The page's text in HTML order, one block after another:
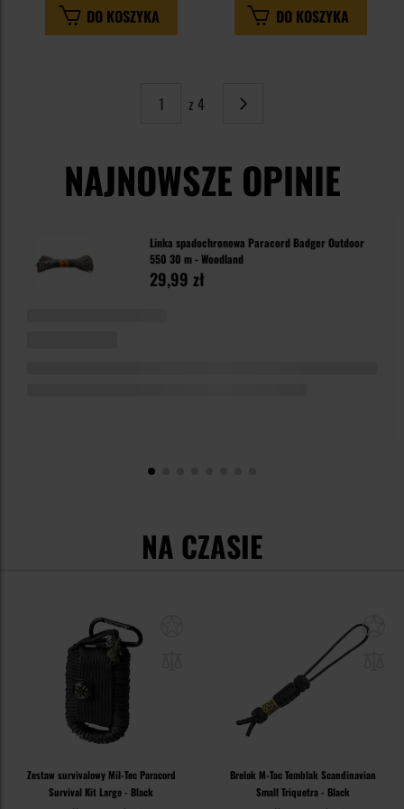
DO KOSZYKA DO KOSZYKA
z 4
Strona
Następne
NAJNOWSZE OPINIE
Linka spadochronowa Paracord Badger Outdoor
550 30 m - Woodland
29,99 zł
NA CZASIE
Zestaw survivalowy Mil-Tec Paracord
Survival Kit Large - Black
Brelok M-Tac Temblak Scandinavian
Small Triquetra - Black